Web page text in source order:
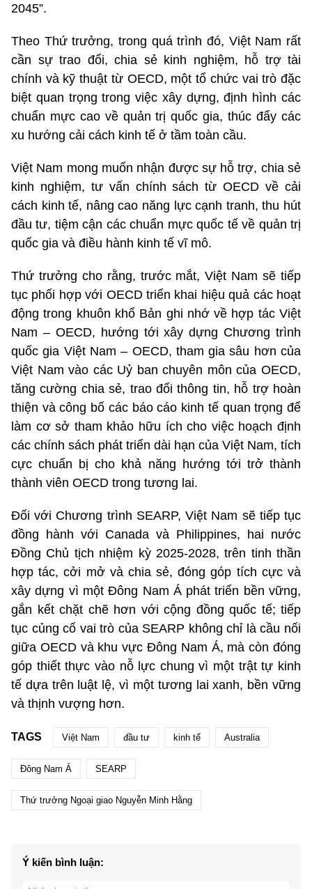
2045”.
Theo Thứ trưởng, trong quá trình đó, Việt Nam rất
cần sự trao đổi, chia sẻ kinh nghiệm, hỗ trợ tài
chính và kỹ thuật từ OECD, một tổ chức vai trò đặc
biệt quan trọng trong việc xây dựng, định hình các
chuẩn mực cao về quản trị quốc gia, thúc đẩy các
xu hướng cải cách kinh tế ở tầm toàn cầu.
Việt Nam mong muốn nhận được sự hỗ trợ, chia sẻ
kinh nghiệm, tư vấn chính sách từ OECD về cải
cách kinh tế, nâng cao năng lực cạnh tranh, thu hút
đầu tư, tiệm cận các chuẩn mực quốc tế về quản trị
quốc gia và điều hành kinh tế vĩ mô.
Thứ trưởng cho rằng, trước mắt, Việt Nam sẽ tiếp
tục phối hợp với OECD triển khai hiệu quả các hoạt
động trong khuôn khổ Bản ghi nhớ về hợp tác Việt
Nam – OECD, hướng tới xây dựng Chương trình
quốc gia Việt Nam – OECD, tham gia sâu hơn của
Việt Nam vào các Uỷ ban chuyên môn của OECD,
tăng cường chia sẻ, trao đổi thông tin, hỗ trợ hoàn
thiện và công bố các báo cáo kinh tế quan trọng để
làm cơ sở tham khảo hữu ích cho việc hoạch định
các chính sách phát triển dài hạn của Việt Nam, tích
cực chuẩn bị cho khả năng hướng tới trở thành
thành viên OECD trong tương lai.
Đối với Chương trình SEARP, Việt Nam sẽ tiếp tục
đồng hành với Canada và Philippines, hai nước
Đồng Chủ tịch nhiệm kỳ 2025-2028, trên tinh thần
hợp tác, cởi mở và chia sẻ, đóng góp tích cực và
xây dựng vì một Đông Nam Á phát triển bền vững,
gắn kết chặt chẽ hơn với cộng đồng quốc tế; tiếp
tục củng cố vai trò của SEARP không chỉ là cầu nối
giữa OECD và khu vực Đông Nam Á, mà còn đóng
góp thiết thực vào nỗ lực chung vì một trật tự kinh
tế dựa trên luật lệ, vì một tương lai xanh, bền vững
và thịnh vượng hơn.
TAGS Việt Nam đầu tư kinh tế Australia
Đông Nam Á SEARP
Thứ trưởng Ngoại giao Nguyễn Minh Hằng
Ý kiến bình luận: